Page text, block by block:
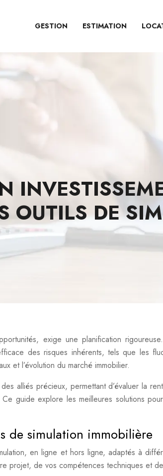
GESTION ESTIMATION
OUTILS DE
exige une planification
des risques inhérents, tels que les
et l’évolution du marché immobilier.
alliés précieux, permettant d’évaluer la
guide explore les meilleures solutions
de simulation immobilière
en ligne et hors ligne, adaptés à
projet, de vos compétences techniques et